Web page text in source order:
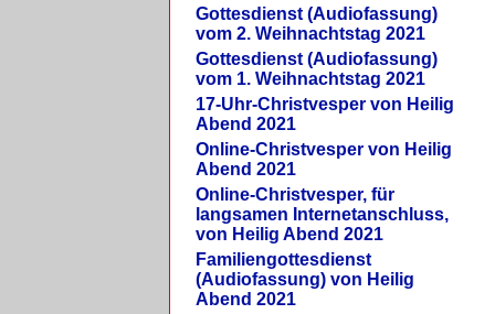
Gottesdienst (Audiofassung)
vom 2. Weihnachtstag 2021
Gottesdienst (Audiofassung)
vom 1. Weihnachtstag 2021
17-Uhr-Christvesper von Heilig
Abend 2021
Online-Christvesper von Heilig
Abend 2021
Online-Christvesper, für
langsamen Internetanschluss,
von Heilig Abend 2021
Familiengottesdienst
(Audiofassung) von Heilig
Abend 2021